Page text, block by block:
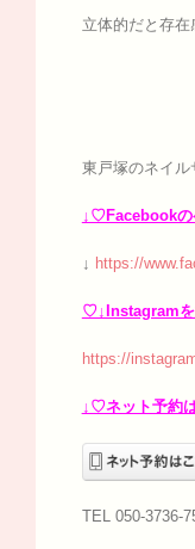
立体的だと存
東戸塚のネイ
↓♡Facebook
↓ https://
♡↓Instagram
https://
↓♡ネット予約
TEL 050-3736-